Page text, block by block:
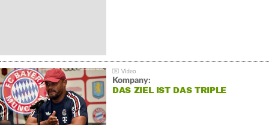
Kompany:
DAS ZIEL IST DAS TRIPLE